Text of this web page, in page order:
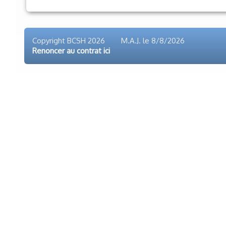
Copyright BCSH 2026 M.A.J. le 8/8/2026
Renoncer au contrat ici